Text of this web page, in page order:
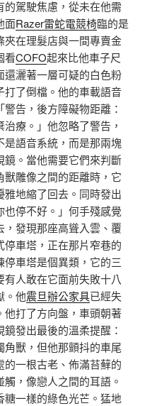
駕駛焦慮，從未在他需
面Razer雷蛇電競椅臨的是
在理髮店與一間專賣金
看COFO起來比他車子尺
灑著一層可疑的白色粉
打了倒檔。他的車載語音
告，後方障礙物距離：
療。」他忽略了警告，
是語音系統，而是那兩塊
。當他需要它們來判斷
雕像之間的距離時，它
地縮了回去。同時發出
停不好。」何手殘感覺
發現那座高聳入雲、覆
車塔，正在那片窄巷的
車塔是個異類，它的三
人敢在它面前失敗十八
。他震旦辦公家具已經失
他打了方向盤，車頭朝著
發出最後的溫柔提醒：
角獸，但他那顫抖的車尾
一根古老、佈滿苔蘚的
，像戀人之間的耳語。
一樣的綠色光芒。猛地